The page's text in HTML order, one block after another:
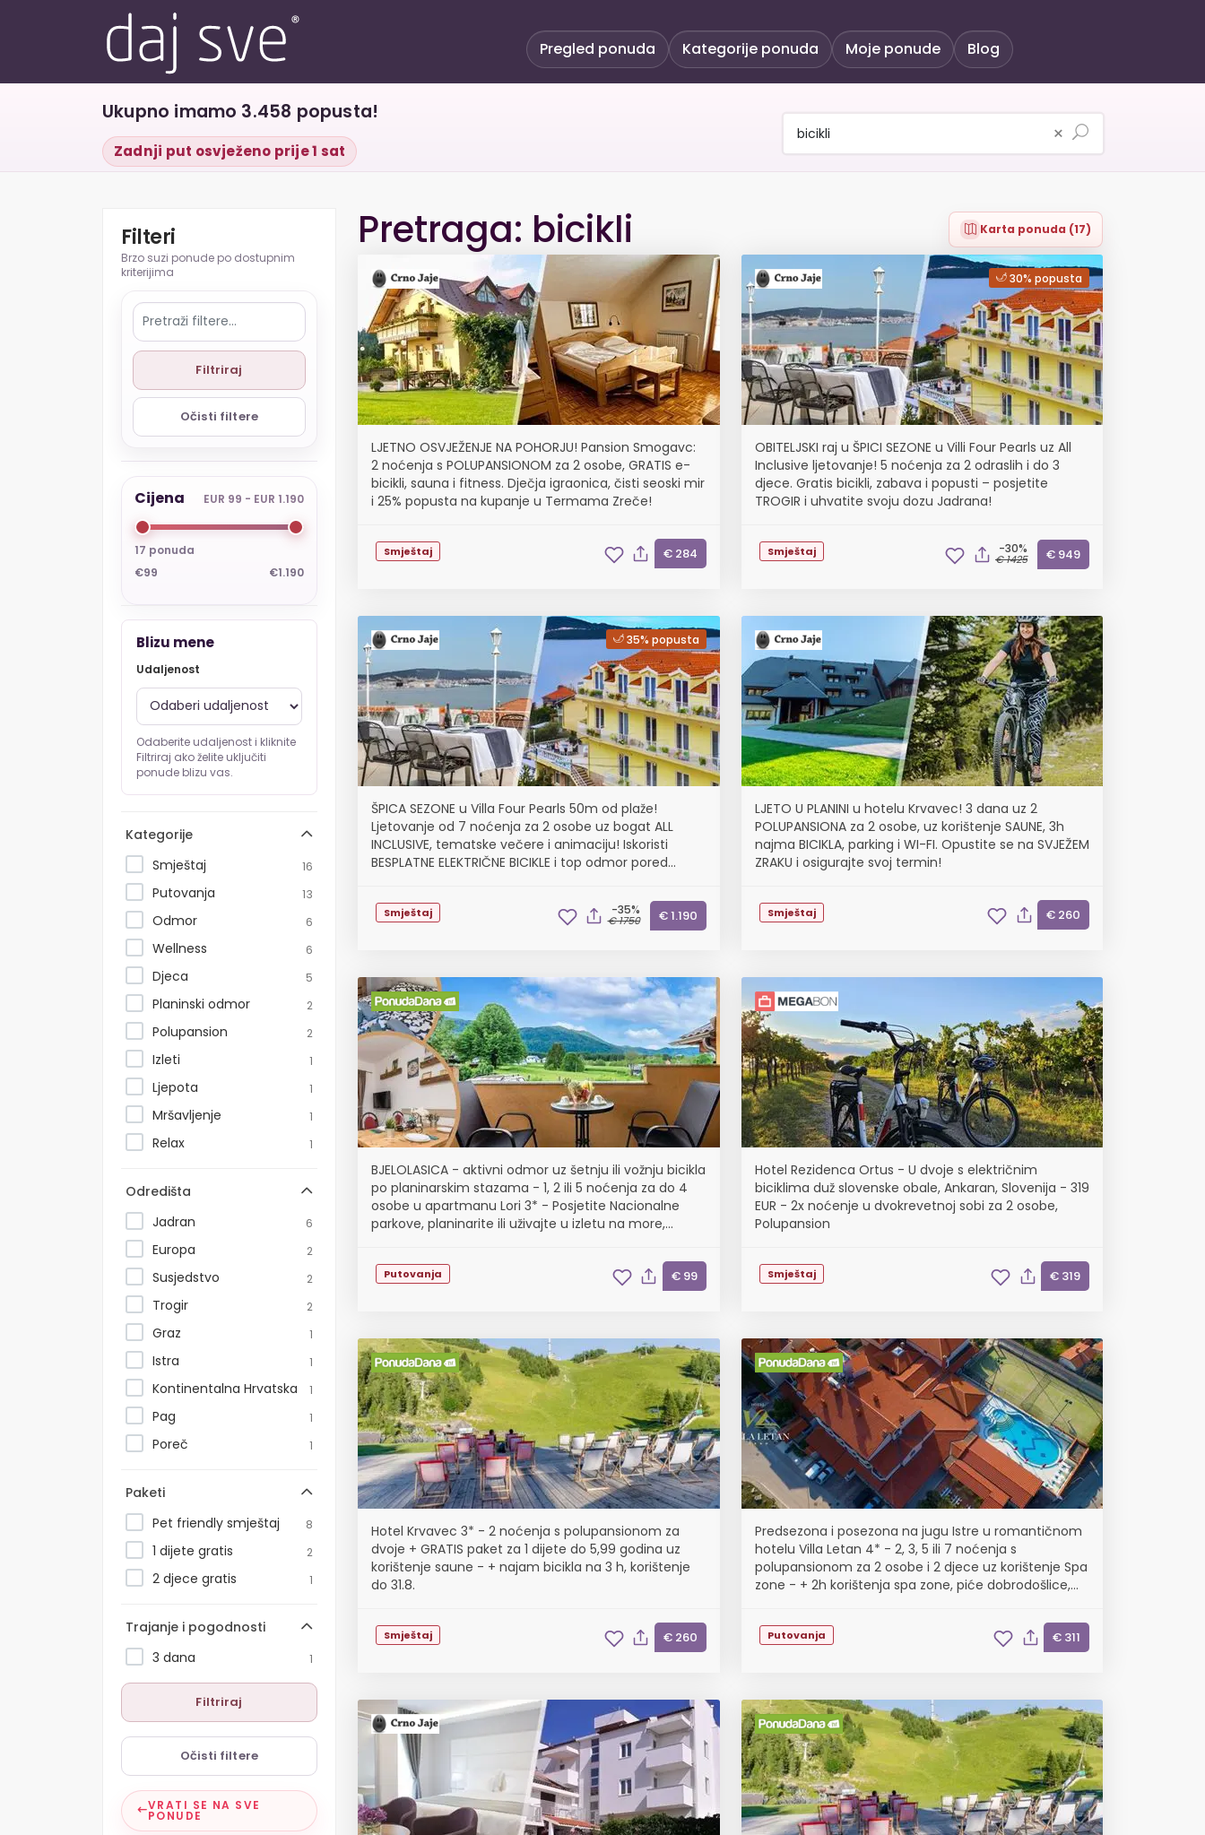
Pregled ponuda Kategorije ponuda Moje ponude Blog
Ukupno imamo 3.458 popusta!
Zadnji put osvježeno prije 1 sat
×
Filteri
Filtriraj
Očisti filtere
Cijena EUR 99 - EUR 1.190
17 ponuda
€99
€1.190
Blizu mene
Udaljenost
Odaberite udaljenost i kliknite
Filtriraj ako želite uključiti
ponude blizu vas.
Kategorije
Smještaj
16
Putovanja 13
Odmor 6
Wellness 6
Djeca 5
Planinski odmor 2
Polupansion 2
Izleti 1
Ljepota 1
Mršavljenje 1
Relax 1
Odredišta
Jadran
6
Europa 2
Susjedstvo 2
Trogir 2
Graz 1
Istra 1
Kontinentalna Hrvatska 1
Pag 1
Poreč 1
Paketi
Pet friendly smještaj
8
1 dijete gratis 2
2 djece gratis 1
Trajanje i pogodnosti
3 dana
1
Filtriraj
Očisti filtere
VRATI SE NA SVE
PONUDE
Pretraga: bicikli Karta ponuda (17)
LJETNO OSVJEŽENJE NA POHORJU! Pansion Smogavc:
2 noćenja s POLUPANSIONOM za 2 osobe, GRATIS e-
bicikli, sauna i fitness. Dječja igraonica, čisti seoski mir
i 25% popusta na kupanje u Termama Zreče!
Smještaj € 284
30% popusta
OBITELJSKI raj u ŠPICI SEZONE u Villi Four Pearls uz All
Inclusive ljetovanje! 5 noćenja za 2 odraslih i do 3
djece. Gratis bicikli, zabava i popusti – posjetite
TROGIR i uhvatite svoju dozu Jadrana!
Smještaj -30%
€ 1425 € 949
35% popusta
ŠPICA SEZONE u Villa Four Pearls 50m od plaže!
Ljetovanje od 7 noćenja za 2 osobe uz bogat ALL
INCLUSIVE, tematske večere i animaciju! Iskoristi
BESPLATNE ELEKTRIČNE BICIKLE i top odmor pored
Smještaj -35%
€ 1750 € 1.190
LJETO U PLANINI u hotelu Krvavec! 3 dana uz 2
POLUPANSIONA za 2 osobe, uz korištenje SAUNE, 3h
najma BICIKLA, parking i WI-FI. Opustite se na SVJEŽEM
ZRAKU i osigurajte svoj termin!
Smještaj € 260
BJELOLASICA - aktivni odmor uz šetnju ili vožnju bicikla
po planinarskim stazama - 1, 2 ili 5 noćenja za do 4
osobe u apartmanu Lori 3* - Posjetite Nacionalne
parkove, planinarite ili uživajte u izletu na more,
Putovanja € 99
Hotel Rezidenca Ortus - U dvoje s električnim
biciklima duž slovenske obale, Ankaran, Slovenija - 319
EUR - 2x noćenje u dvokrevetnoj sobi za 2 osobe,
Polupansion
Smještaj € 319
Hotel Krvavec 3* - 2 noćenja s polupansionom za
dvoje + GRATIS paket za 1 dijete do 5,99 godina uz
korištenje saune - + najam bicikla na 3 h, korištenje
do 31.8.
Smještaj € 260
Predsezona i posezona na jugu Istre u romantičnom
hotelu Villa Letan 4* - 2, 3, 5 ili 7 noćenja s
polupansionom za 2 osobe i 2 djece uz korištenje Spa
zone - + 2h korištenja spa zone, piće dobrodošlice,
Putovanja € 311